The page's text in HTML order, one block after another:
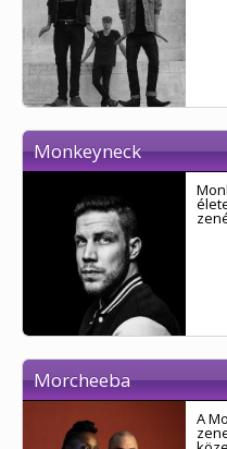
Monkeyneck
Morcheeba
A